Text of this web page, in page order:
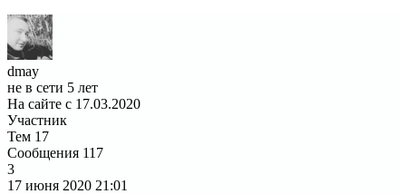
dmay
не в сети 5 лет
На сайте с 17.03.2020
Участник
Тем 17
Сообщения 117
3
17 июня 2020 21:01